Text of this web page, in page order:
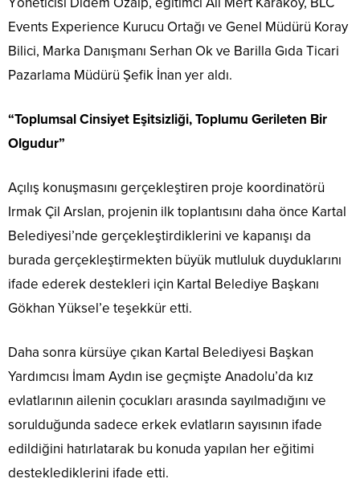
Events Experience Kurucu Ortağı ve Genel Müdürü Koray
Bilici, Marka Danışmanı Serhan Ok ve Barilla Gıda Ticari
Pazarlama Müdürü Şefik İnan yer aldı.
“Toplumsal Cinsiyet Eşitsizliği, Toplumu Gerileten Bir
Olgudur”
Açılış konuşmasını gerçekleştiren proje koordinatörü
Irmak Çil Arslan, projenin ilk toplantısını daha önce Kartal
Belediyesi’nde gerçekleştirdiklerini ve kapanışı da
burada gerçekleştirmekten büyük mutluluk duyduklarını
ifade ederek destekleri için Kartal Belediye Başkanı
Gökhan Yüksel’e teşekkür etti.
Daha sonra kürsüye çıkan Kartal Belediyesi Başkan
Yardımcısı İmam Aydın ise geçmişte Anadolu’da kız
evlatlarının ailenin çocukları arasında sayılmadığını ve
sorulduğunda sadece erkek evlatların sayısının ifade
edildiğini hatırlatarak bu konuda yapılan her eğitimi
desteklediklerini ifade etti.